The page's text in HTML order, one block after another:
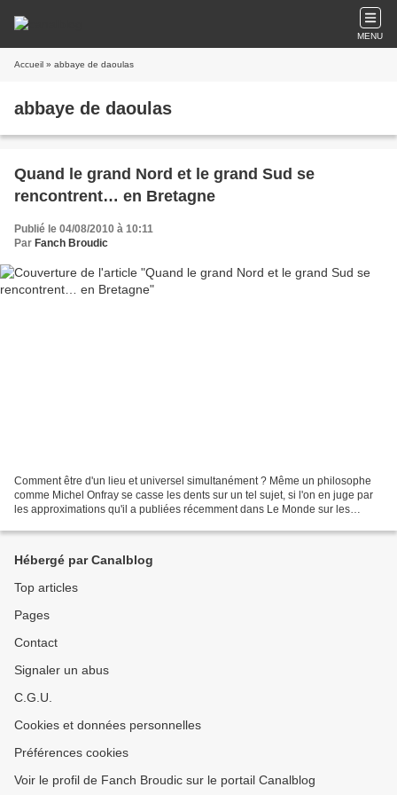
MENU
Accueil » abbaye de daoulas
abbaye de daoulas
Quand le grand Nord et le grand Sud se
rencontrent… en Bretagne
Publié le 04/08/2010 à 10:11
Par Fanch Broudic
Comment être d'un lieu et universel simultanément ? Même un philosophe
comme Michel Onfray se casse les dents sur un tel sujet, si l'on en juge par
les approximations qu'il a publiées récemment dans Le Monde sur les
Hébergé par Canalblog
Top articles
Pages
Contact
Signaler un abus
C.G.U.
Cookies et données personnelles
Préférences cookies
Voir le profil de Fanch Broudic sur le portail Canalblog